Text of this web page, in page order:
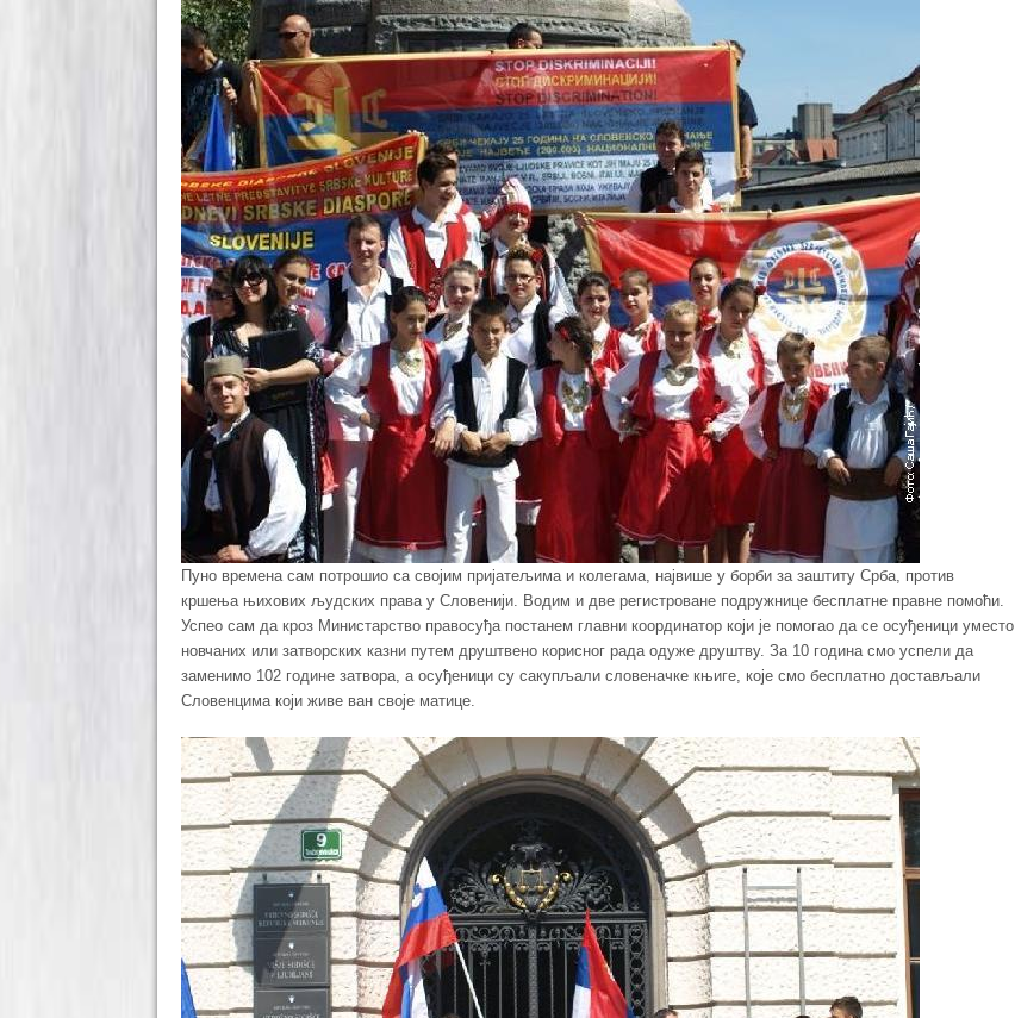
Пуно времена сам потрошио са својим пријатељима и колегама, највише у борби за заштиту Срба, против
кршења њихових људских права у Словенији. Водим и две регистроване подружнице бесплатне правне помоћи.
Успео сам да кроз Министарство правосуђа постанем главни координатор који је помогао да се осуђеници уместо
новчаних или затворских казни путем друштвено корисног рада одуже друштву. За 10 година смо успели да
заменимо 102 године затвора, а осуђеници су сакупљали словеначке књиге, које смо бесплатно достављали
Словенцима који живе ван своје матице.